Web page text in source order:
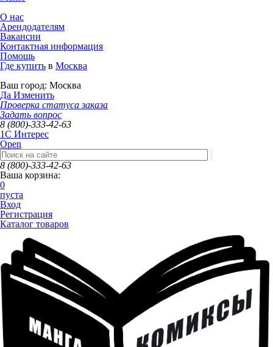
О нас
Арендодателям
Вакансии
Контактная информация
Помощь
Где купить в Москва
Ваш город: Москва
Да Изменить
Проверка статуса заказа
Задать вопрос
8 (800)-333-42-63
1C Интерес
Open
8 (800)-333-42-63
Ваша корзина:
0
пуста
Вход
Регистрация
Каталог товаров